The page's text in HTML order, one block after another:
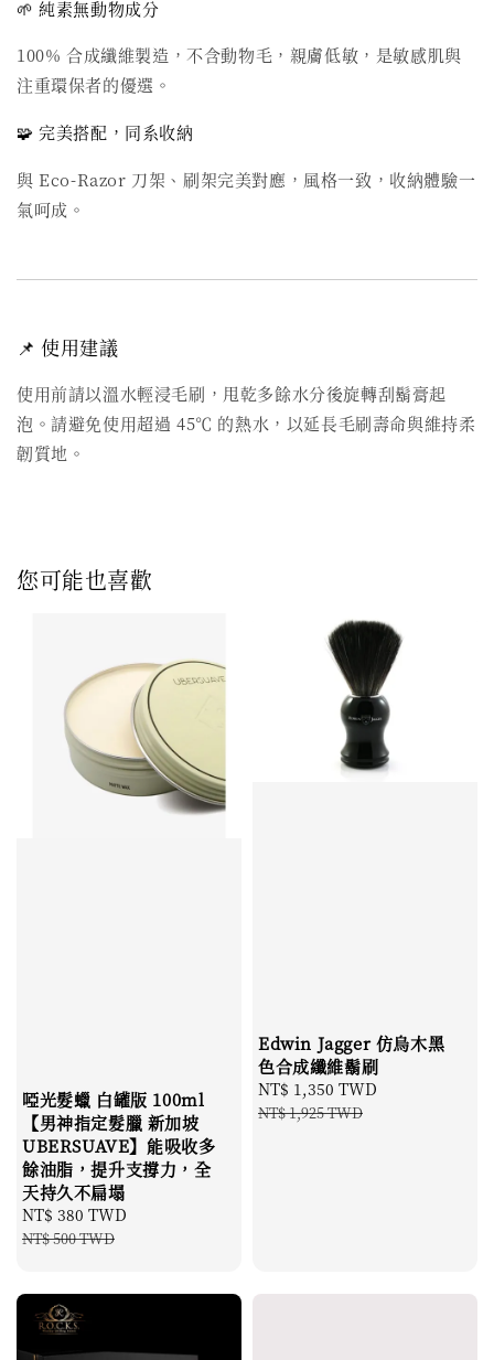
🌱 純素無動物成分
100% 合成纖維製造，不含動物毛，親膚低敏，是敏感肌與
注重環保者的優選。
🧩 完美搭配，同系收納
與 Eco‑Razor 刀架、刷架完美對應，風格一致，收納體驗一
氣呵成。
📌 使用建議
使用前請以溫水輕浸毛刷，甩乾多餘水分後旋轉刮鬍膏起
泡。請避免使用超過 45℃ 的熱水，以延長毛刷壽命與維持柔
韌質地。
您可能也喜歡
啞光髮蠟 白罐版 100ml
【男神指定髮臘 新加坡
UBERSUAVE】能吸收多
餘油脂，提升支撐力，全
天持久不扁塌
Sale
price
NT$ 380 TWD
NT$ 500 TWD
Edwin Jagger 仿烏木黑
色合成纖維鬍刷
Sale
price
NT$ 1,350 TWD
NT$ 1,925 TWD